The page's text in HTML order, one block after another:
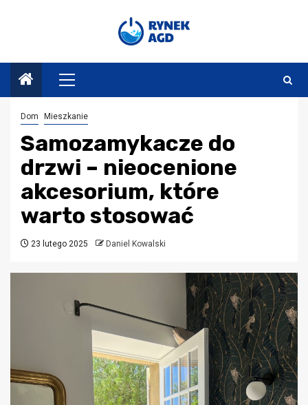
Menu
główne
Dom Mieszkanie
Samozamykacze do
drzwi – nieocenione
akcesorium, które
warto stosować
23 lutego 2025 Daniel Kowalski